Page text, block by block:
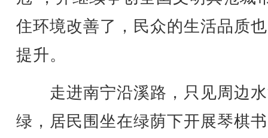
住环境改善了，民众的生活品质
提升。
走进南宁沿溪路，只见周边
绿，居民围坐在绿荫下开展琴棋